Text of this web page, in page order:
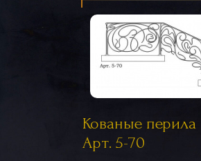
Кованые перила
Арт. 5-70